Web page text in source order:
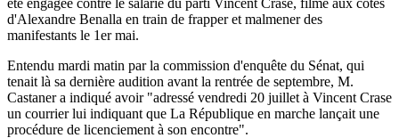
d'Alexandre Benalla en train de frapper et malmener des
manifestants le 1er mai.
Entendu mardi matin par la commission d'enquête du Sénat, qui
tenait là sa dernière audition avant la rentrée de septembre, M.
Castaner a indiqué avoir "adressé vendredi 20 juillet à Vincent Crase
un courrier lui indiquant que La République en marche lançait une
procédure de licenciement à son encontre".